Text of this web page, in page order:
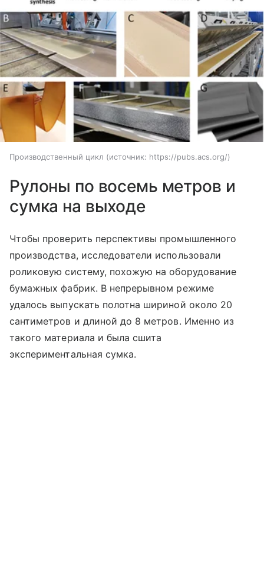
Производственный цикл источник: https://pubs.acs.org/
Рулоны по восемь метров и
сумка на выходе
Чтобы проверить перспективы промышленного
производства, исследователи использовали
роликовую систему, похожую на оборудование
бумажных фабрик. В непрерывном режиме
удалось выпускать полотна шириной около 20
сантиметров и длиной до 8 метров. Именно из
такого материала и была сшита
экспериментальная сумка.